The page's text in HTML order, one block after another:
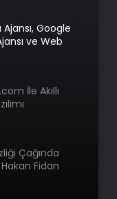
İle Akıllı
Çağında
Fidan
Doğru